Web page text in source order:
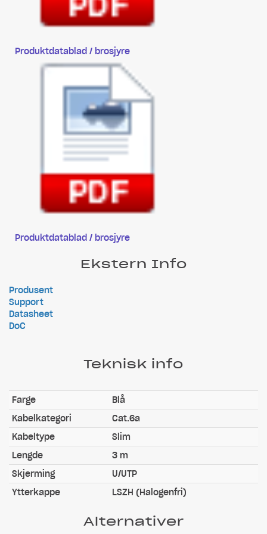
Produktdatablad / brosjyre
Produktdatablad / brosjyre
Ekstern Info
Produsent
Support
Datasheet
DoC
Teknisk info
Farge
Blå
Kabelkategori
Cat.6a
Kabeltype
Slim
Lengde
3 m
Skjerming
U/UTP
Ytterkappe
LSZH (Halogenfri)
Alternativer